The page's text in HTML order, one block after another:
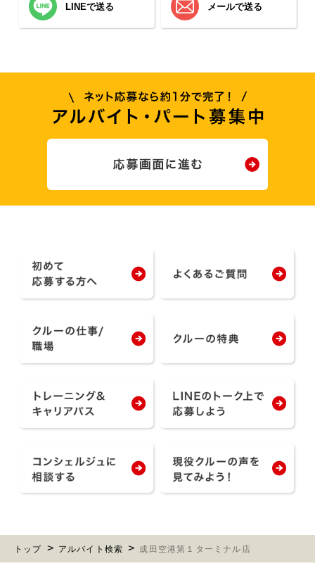
LINEで送る メールで送る
トップ アルバイト検索 成田空港第１ターミナル店